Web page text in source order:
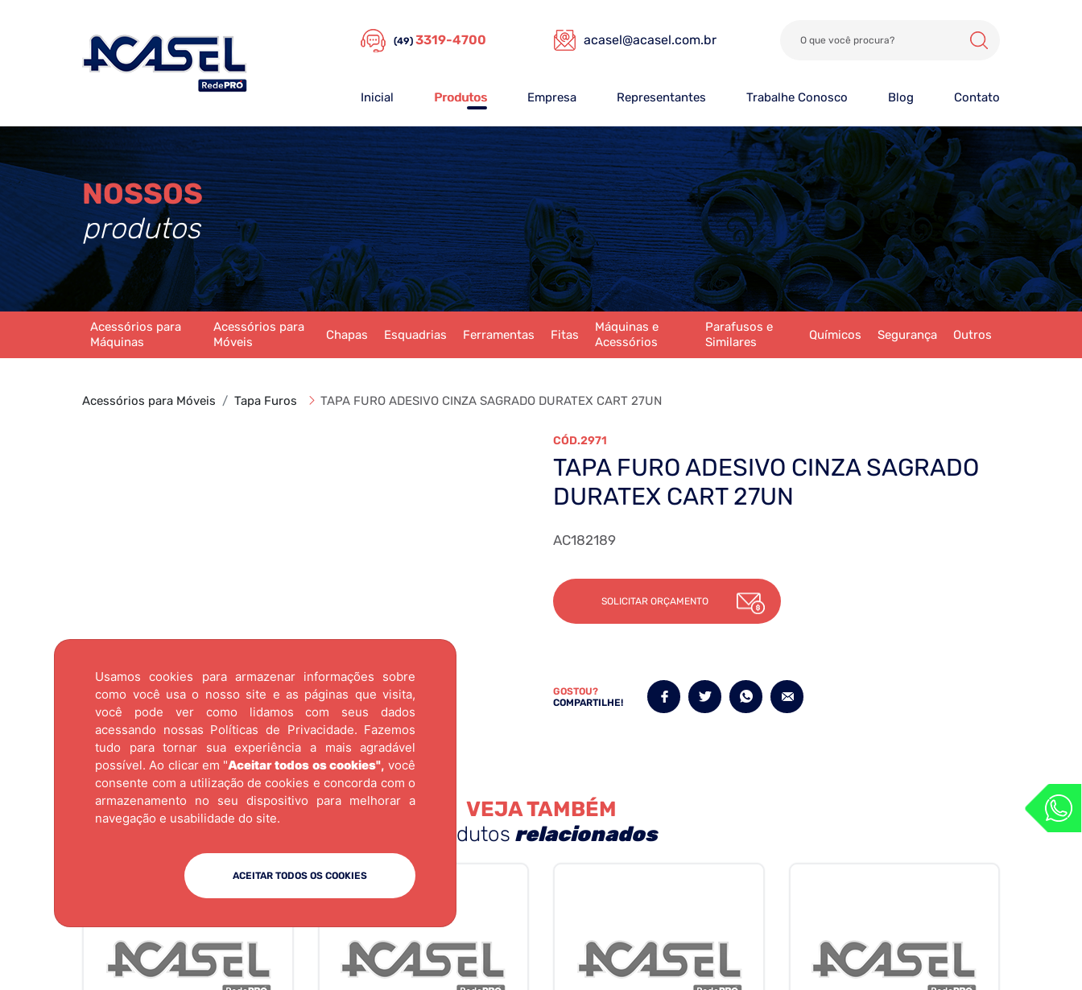
Usamos cookies para armazenar informações sobre
como você usa o nosso site e as páginas que visita,
você pode ver como lidamos com seus dados
acessando nossas Políticas de Privacidade. Fazemos
tudo para tornar sua experiência a mais agradável
possível. Ao clicar em "Aceitar todos os cookies", você
consente com a utilização de cookies e concorda com o
armazenamento no seu dispositivo para melhorar a
navegação e usabilidade do site.
ACEITAR TODOS OS COOKIES
(49) 3319-4700 acasel@acasel.com.br
Inicial Produtos Empresa Representantes Trabalhe Conosco Blog Contato
NOSSOS
produtos
Acessórios para
Máquinas
Acessórios para
Móveis
Chapas Esquadrias Ferramentas Fitas
Máquinas e
Acessórios
Parafusos e
Similares
Químicos Segurança Outros
Acessórios para Móveis Tapa Furos TAPA FURO ADESIVO CINZA SAGRADO DURATEX CART 27UN
2971
TAPA FURO ADESIVO CINZA SAGRADO
DURATEX CART 27UN
AC182189
SOLICITAR ORÇAMENTO
GOSTOU?
COMPARTILHE!
VEJA TAMBÉM
produtos relacionados